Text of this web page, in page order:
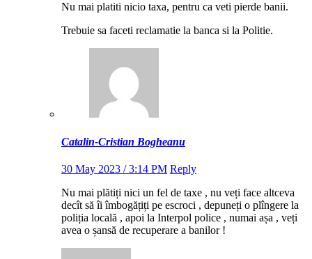
Nu mai platiti nicio taxa, pentru ca veti pierde banii.
Trebuie sa faceti reclamatie la banca si la Politie.
Catalin-Cristian Bogheanu
30 May 2023 / 3:14 PM Reply
Nu mai plătiți nici un fel de taxe , nu veți face altceva
decît să îi îmbogățiți pe escroci , depuneți o plîngere la
poliția locală , apoi la Interpol police , numai așa , veți
avea o șansă de recuperare a banilor !